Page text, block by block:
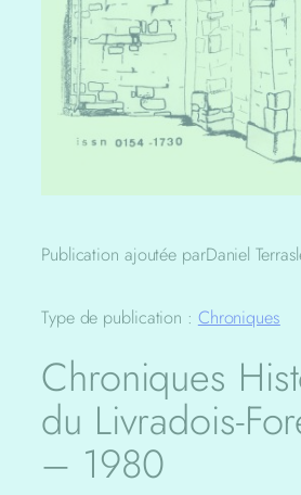
Publication ajoutée parDaniel Terras
Type de publication : Chroniques
Chroniques
du Livradois-
– 1980